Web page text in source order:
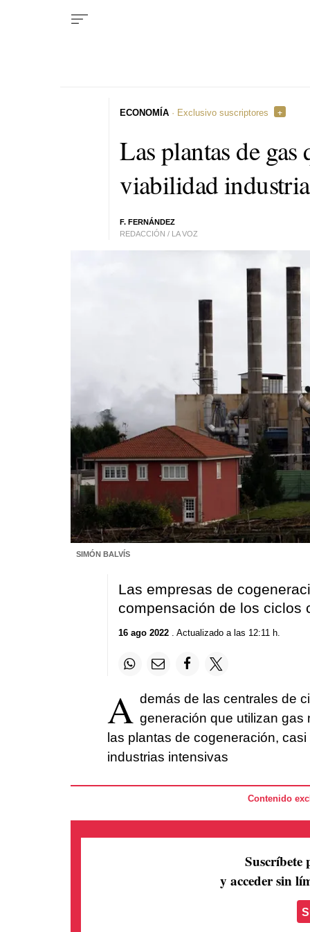
Las plantas de gas
viabilidad
F. FERNÁNDEZ
REDACCIÓN / LA VOZ
ECONOMÍA · Exclusivo suscriptores
SIMÓN BALVÍS
Las empresas de
compensación de los ciclos
16 ago 2022. Actualizado a las 12:11 h.
A demás de las centrales de
generación que utilizan gas
las plantas de cogeneración,
industrias intensivas
Contenido
Suscríbete
y acceder sin